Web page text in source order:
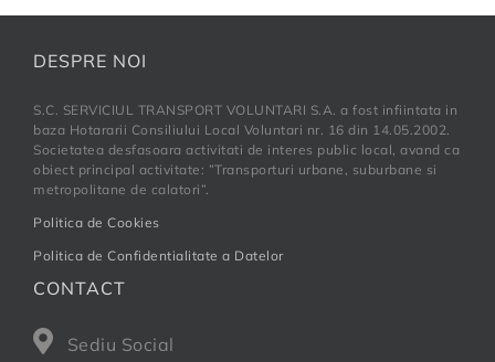
DESPRE NOI
S.C. SERVICIUL TRANSPORT VOLUNTARI S.A. a fost infiintata in
baza Hotararii Consiliului Local Voluntari nr. 16 din 14.05.2002.
Societatea desfasoara activitati de interes public local, avand ca
obiect principal activitate: ”Transporturi urbane, suburbane si
metropolitane de calatori”.
Politica de Cookies
Politica de Confidentialitate a Datelor
CONTACT
Sediu Social